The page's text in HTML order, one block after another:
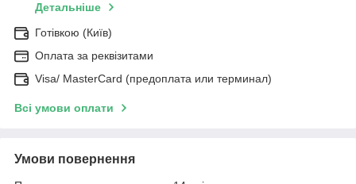
Детальніше
Готівкою (Київ)
Оплата за реквізитами
Visa/ MasterCard (предоплата или терминал)
Всі умови оплати
Умови повернення